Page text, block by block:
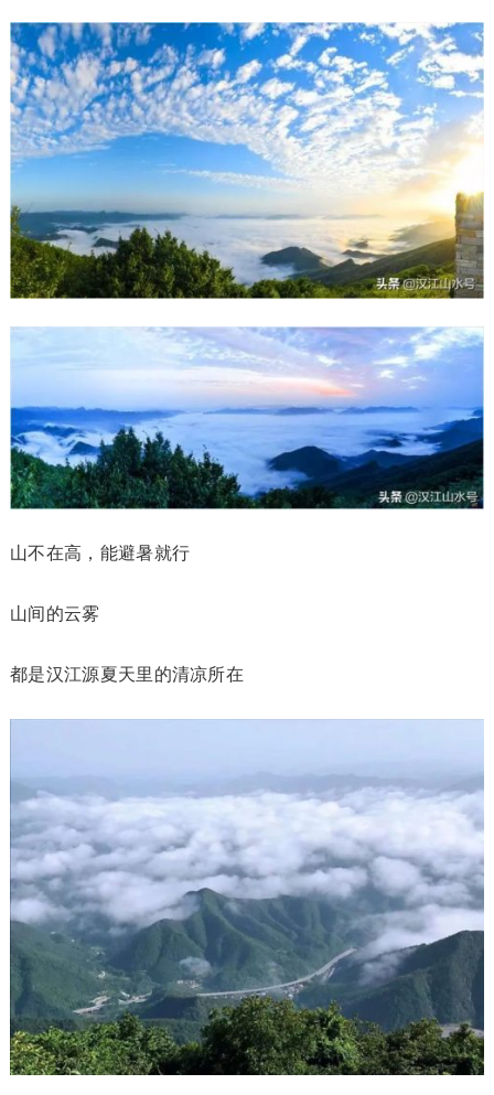
山不在高，能避暑就行
山间的云雾
都是汉江源夏天里的清凉所在